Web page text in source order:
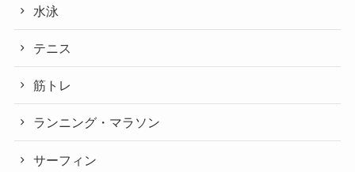
水泳
テニス
筋トレ
ランニング・マラソン
サーフィン